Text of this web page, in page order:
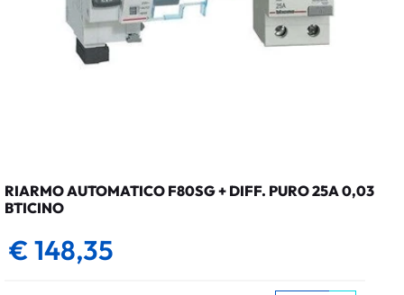
RIARMO AUTOMATICO F80SG + DIFF. PURO 25A 0,03
BTICINO
€ 148,35